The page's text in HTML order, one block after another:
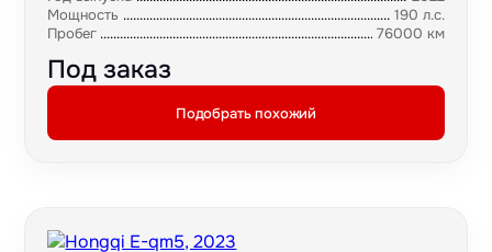
Мощность
190 л.с.
Пробег
76000 км
Под заказ
Подобрать похожий